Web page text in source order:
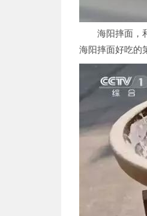
海阳摔面，
海阳摔面好吃的